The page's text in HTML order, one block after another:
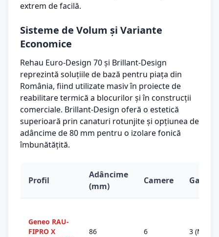
extrem de facilă.
Sisteme de Volum și Variante
Economice
Rehau Euro-Design 70 și Brillant-Design
reprezintă soluțiile de bază pentru piața din
România, fiind utilizate masiv în proiecte de
reabilitare termică a blocurilor și în construcții
comerciale. Brillant-Design oferă o estetică
superioară prin canaturi rotunjite și opțiunea de
adâncime de 80 mm pentru o izolare fonică
îmbunătățită.
Profil
Adâncime
(mm)
Camere
Geneo RAU-
FIPRO X
86 6 3 (MD)